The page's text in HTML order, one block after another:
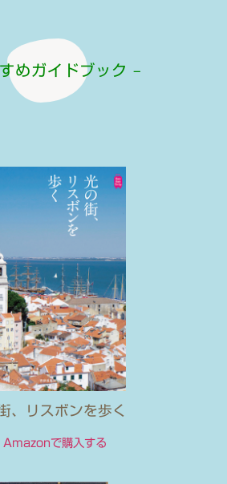
めガイドブック –
、リスボンを歩く
で購入する